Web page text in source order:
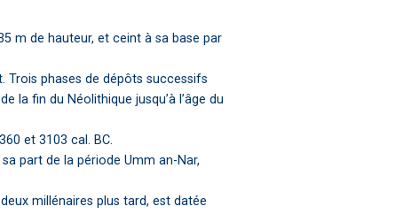
m de hauteur, et ceint à sa base par
phases de dépôts successifs
la fin du Néolithique jusqu’à l’âge du
et 3103 cal. BC.
part de la période Umm an-Nar,
millénaires plus tard, est datée